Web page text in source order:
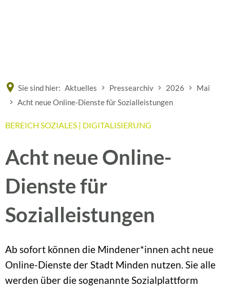
Sie sind hier: Aktuelles Pressearchiv 2026
Mai
Acht neue Online-Dienste für Sozialleistungen
BEREICH SOZIALES | DIGITALISIERUNG
Acht neue Online-
Dienste für
Sozialleistungen
Ab sofort können die Mindener*innen acht neue
Online-Dienste der Stadt Minden nutzen. Sie alle
werden über die sogenannte Sozialplattform